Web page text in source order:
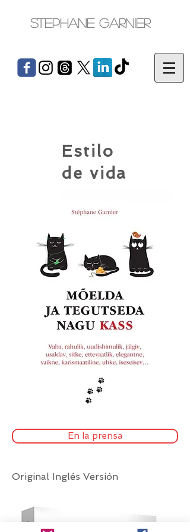
Stephane Garnier
Estilo
de vida
En la prensa
Original Inglés Versión